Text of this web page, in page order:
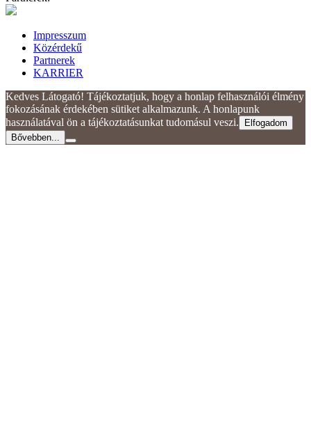
Impresszum
Közérdekű
Partnerek
KARRIER
Kedves Látogató! Tájékoztatjuk, hogy a honlap felhasználói élmény
fokozásának érdekében sütiket alkalmazunk. A honlapunk
használatával ön a tájékoztatásunkat tudomásul veszi.
Elfogadom
Bővebben...